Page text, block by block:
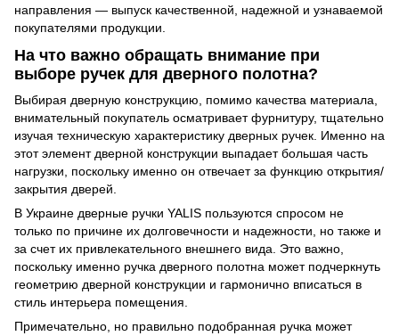
направления — выпуск качественной, надежной и узнаваемой
покупателями продукции.
На что важно обращать внимание при
выборе ручек для дверного полотна?
Выбирая дверную конструкцию, помимо качества материала,
внимательный покупатель осматривает фурнитуру, тщательно
изучая техническую характеристику дверных ручек. Именно на
этот элемент дверной конструкции выпадает большая часть
нагрузки, поскольку именно он отвечает за функцию открытия/
закрытия дверей.
В Украине дверные ручки YALIS пользуются спросом не
только по причине их долговечности и надежности, но также и
за счет их привлекательного внешнего вида. Это важно,
поскольку именно ручка дверного полотна может подчеркнуть
геометрию дверной конструкции и гармонично вписаться в
стиль интерьера помещения.
Примечательно, но правильно подобранная ручка может